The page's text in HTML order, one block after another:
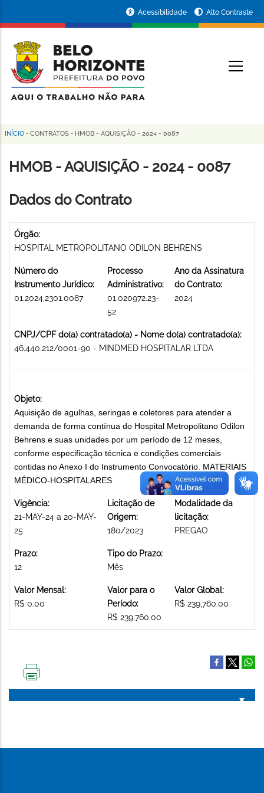
conteúdo
principal
da
Prefeitura
de
Horizonte
Acessibilidade Alto Contraste
Trilha
de
INÍCIO - CONTRATOS - HMOB - AQUISIÇÃO - 2024 - 0087
HMOB - AQUISIÇÃO - 2024 - 0087
Dados do Contrato
Órgão:
HOSPITAL METROPOLITANO ODILON BEHRENS
Número do
Instrumento Jurídico:
01.2024.2301.0087
Processo
Administrativo:
01.020972.23-
52
Ano da Assinatura
do Contrato:
2024
CNPJ/CPF do(a) contratado(a) - Nome do(a) contratado(a):
46.440.212/0001-90 - MINDMED HOSPITALAR LTDA
Objeto:
Aquisição de agulhas, seringas e coletores para atender a
demanda de forma contínua do Hospital Metropolitano Odilon
Behrens e suas unidades por um período de 12 meses,
conforme especificação técnica e condições comerciais
contidas no Anexo I do Instrumento Convocatório. MATERIAIS
MÉDICO-HOSPITALARES
Vigência:
21-MAY-24 a 20-MAY-
25
Licitação de
Origem:
180/2023
Modalidade da
licitação:
PREGAO
Prazo:
12
Tipo do Prazo:
Mês
Valor Mensal:
R$ 0.00
Valor para o
Período:
R$ 239,760.00
Valor Global:
R$ 239,760.00
PÁGINA